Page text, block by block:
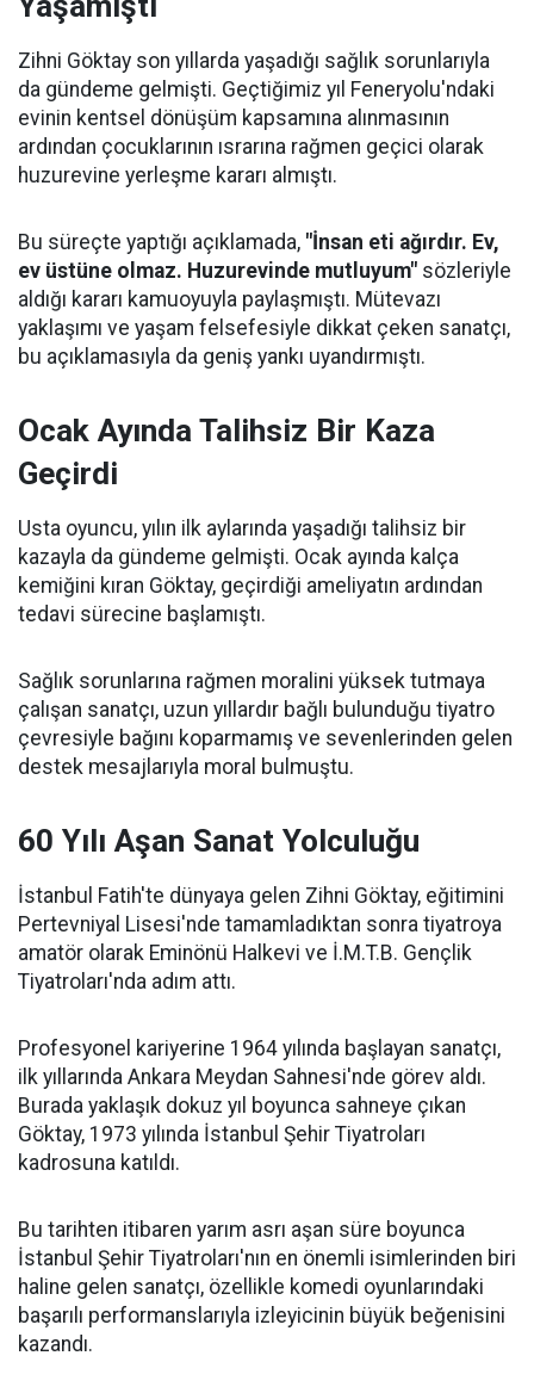
Zihni Göktay son yıllarda yaşadığı sağlık sorunlarıyla
da gündeme gelmişti. Geçtiğimiz yıl Feneryolu'ndaki
evinin kentsel dönüşüm kapsamına alınmasının
ardından çocuklarının ısrarına rağmen geçici olarak
huzurevine yerleşme kararı almıştı.
Bu süreçte yaptığı açıklamada, "İnsan eti ağırdır. Ev,
ev üstüne olmaz. Huzurevinde mutluyum" sözleriyle
aldığı kararı kamuoyuyla paylaşmıştı. Mütevazı
yaklaşımı ve yaşam felsefesiyle dikkat çeken sanatçı,
bu açıklamasıyla da geniş yankı uyandırmıştı.
Ocak Ayında Talihsiz Bir Kaza
Geçirdi
Usta oyuncu, yılın ilk aylarında yaşadığı talihsiz bir
kazayla da gündeme gelmişti. Ocak ayında kalça
kemiğini kıran Göktay, geçirdiği ameliyatın ardından
tedavi sürecine başlamıştı.
Sağlık sorunlarına rağmen moralini yüksek tutmaya
çalışan sanatçı, uzun yıllardır bağlı bulunduğu tiyatro
çevresiyle bağını koparmamış ve sevenlerinden gelen
destek mesajlarıyla moral bulmuştu.
60 Yılı Aşan Sanat Yolculuğu
İstanbul Fatih'te dünyaya gelen Zihni Göktay, eğitimini
Pertevniyal Lisesi'nde tamamladıktan sonra tiyatroya
amatör olarak Eminönü Halkevi ve İ.M.T.B. Gençlik
Tiyatroları'nda adım attı.
Profesyonel kariyerine 1964 yılında başlayan sanatçı,
ilk yıllarında Ankara Meydan Sahnesi'nde görev aldı.
Burada yaklaşık dokuz yıl boyunca sahneye çıkan
Göktay, 1973 yılında İstanbul Şehir Tiyatroları
kadrosuna katıldı.
Bu tarihten itibaren yarım asrı aşan süre boyunca
İstanbul Şehir Tiyatroları'nın en önemli isimlerinden biri
haline gelen sanatçı, özellikle komedi oyunlarındaki
başarılı performanslarıyla izleyicinin büyük beğenisini
kazandı.